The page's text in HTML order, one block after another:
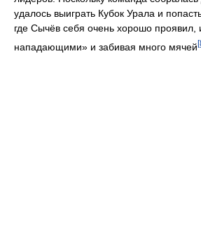
удалось выиграть Кубок Урала и
где Сычёв себя очень хорошо проявил,
нападающими» и забивая много мячей